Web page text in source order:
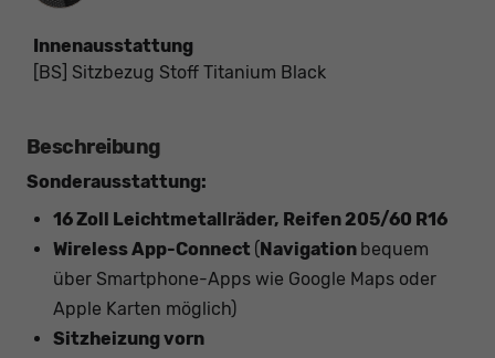
Innenausstattung
[BS] Sitzbezug Stoff Titanium Black
Beschreibung
Sonderausstattung:
16 Zoll Leichtmetallräder, Reifen 205/60 R16
Wireless App-Connect ( Navigation bequem
über Smartphone-Apps wie Google Maps oder
Apple Karten möglich)
Sitzheizung vorn